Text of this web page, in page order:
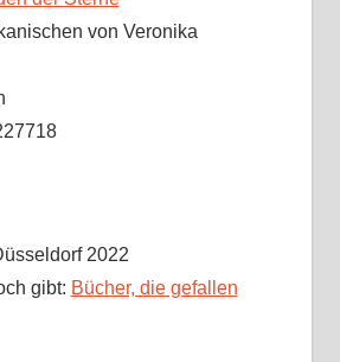
von Veronika
2022
gibt: Bücher, die gefallen